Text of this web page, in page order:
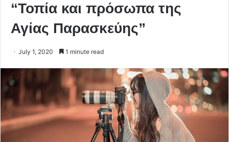
“Τοπία και πρόσωπα της
Αγίας Παρασκεύης”
July 1, 2020 1 minute read